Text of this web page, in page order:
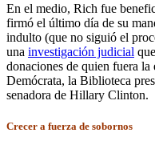
En el medio, Rich fue
firmó el último día de su
indulto (que no siguió el
una investigación judicial
donaciones de quien fuera
Demócrata, la Biblioteca
senadora de Hillary Clinton.
Crecer a fuerza de sobornos